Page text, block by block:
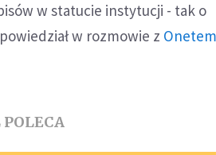
w statucie instytucji - tak o
w rozmowie z Onetem